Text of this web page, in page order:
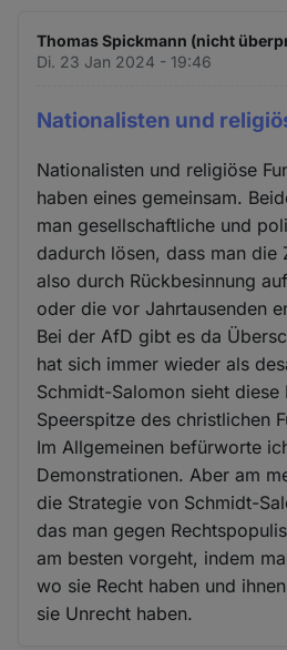
Thomas Spickmann (nicht
Di. 23 Jan 2024 - 19:46
Nationalisten und
Nationalisten und religiöse
haben eines gemeinsam.
man gesellschaftliche und
dadurch lösen, dass man die
also durch Rückbesinnung
oder die vor Jahrtausenden
Bei der AfD gibt es da
hat sich immer wieder als
Schmidt-Salomon sieht diese
Speerspitze des christlichen
Im Allgemeinen befürworte
Demonstrationen. Aber am
die Strategie von Schmidt-
das man gegen
am besten vorgeht, indem
wo sie Recht haben und
sie Unrecht haben.